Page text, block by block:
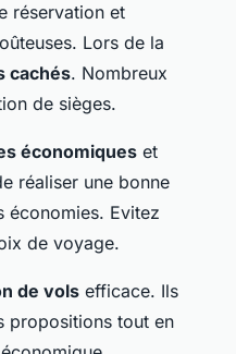
réservation et
Lors de la
cachés. Nombreux
de sièges.
économiques et
réaliser une bonne
économies. Evitez
de voyage.
de vols efficace. Ils
propositions tout en